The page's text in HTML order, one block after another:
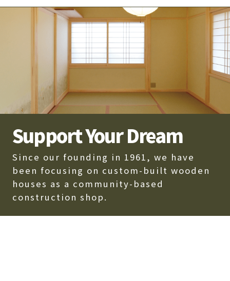
Support Your Dream
Since our founding in 1961, we have
been focusing on custom-built wooden
houses as a community-based
construction shop.